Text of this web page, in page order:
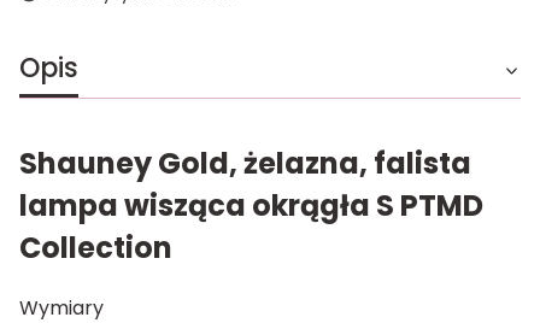
Opis
Shauney Gold, żelazna, falista
lampa wisząca okrągła S PTMD
Collection
Wymiary